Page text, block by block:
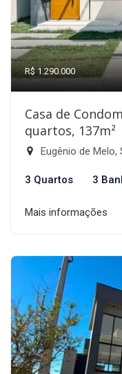
R$ 1.290.000
Casa de
quartos, 137m²
Eugênio de
3 Quartos 3
Mais informações